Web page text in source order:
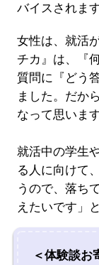
バイスされます
女性は、就活
チカ』は、『
質問に『どう
ました。だか
なって思いま
就活中の学生
る人に向けて
うので、落ち
えたいです」
＜体験談お